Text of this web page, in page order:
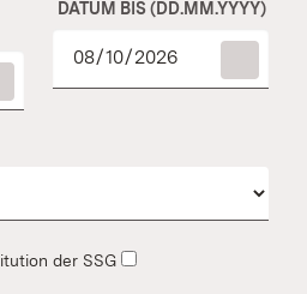
DATUM BIS (DD.MM.YYYY)
der SSG